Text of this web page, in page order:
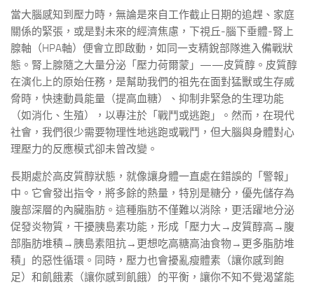
當大腦感知到壓力時，無論是來自工作截止日期的追趕、家庭
關係的緊張，或是對未來的經濟焦慮，下視丘-腦下垂體-腎上
腺軸（HPA軸）便會立即啟動，如同一支精銳部隊進入備戰狀
態。腎上腺隨之大量分泌「壓力荷爾蒙」——皮質醇。皮質醇
在演化上的原始任務，是幫助我們的祖先在面對猛獸或生存威
脅時，快速動員能量（提高血糖）、抑制非緊急的生理功能
（如消化、生殖），以專注於「戰鬥或逃跑」。然而，在現代
社會，我們很少需要物理性地逃跑或戰鬥，但大腦與身體對心
理壓力的反應模式卻未曾改變。
長期處於高皮質醇狀態，就像讓身體一直處在錯誤的「警報」
中。它會發出指令，將多餘的熱量，特別是糖分，優先儲存為
腹部深層的內臟脂肪。這種脂肪不僅難以消除，更活躍地分泌
促發炎物質，干擾胰島素功能，形成「壓力大→皮質醇高→腹
部脂肪堆積→胰島素阻抗→更想吃高糖高油食物→更多脂肪堆
積」的惡性循環。同時，壓力也會擾亂瘦體素（讓你感到飽
足）和飢餓素（讓你感到飢餓）的平衡，讓你不知不覺渴望能